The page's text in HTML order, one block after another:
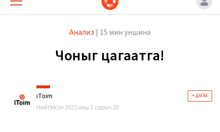
Анализ | 15 мин уншина
Чоныг цагаатга!
iToim + ДАГАХ
Нийтэлсэн 2025 оны 2 сарын 19